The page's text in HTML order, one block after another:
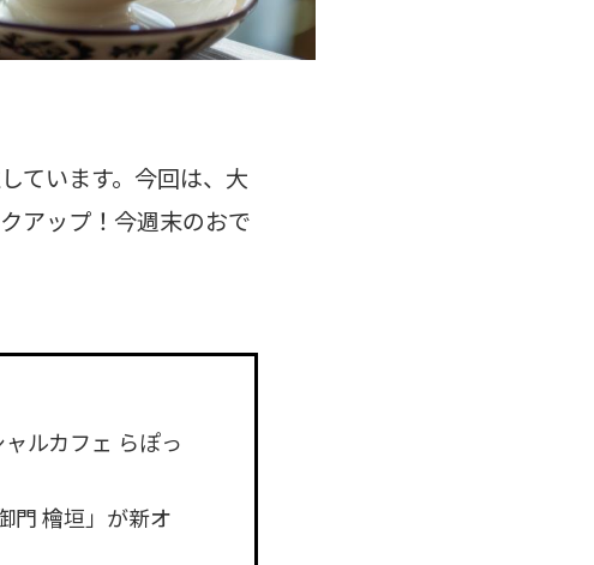
ています。今回は、大
アップ！今週末のおで
ルカフェ らぽっ
門 檜垣」が新オ